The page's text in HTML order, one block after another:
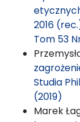
2016
Tom 53
Studia
(2019)
Marek